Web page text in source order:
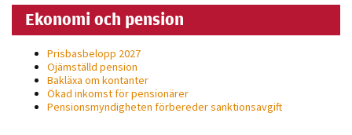
Ekonomi och pension
Prisbasbelopp 2027
Ojämställd pension
Bakläxa om kontanter
Ökad inkomst för pensionärer
Pensionsmyndigheten förbereder sanktionsavgift